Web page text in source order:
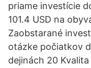
priame investície
101.4 USD na
Zaobstarané
otázke počiatkov
dejinách 20